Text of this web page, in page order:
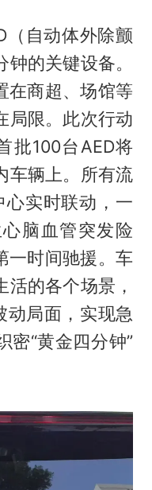
（自动体外除颤
的关键设备。
在商超、场馆等
局限。此次行动
批100台AED将
车辆上。所有流
心实时联动，一
脑血管突发险
一时间驰援。车
的各个场景，
动局面，实现急
密“黄金四分钟”